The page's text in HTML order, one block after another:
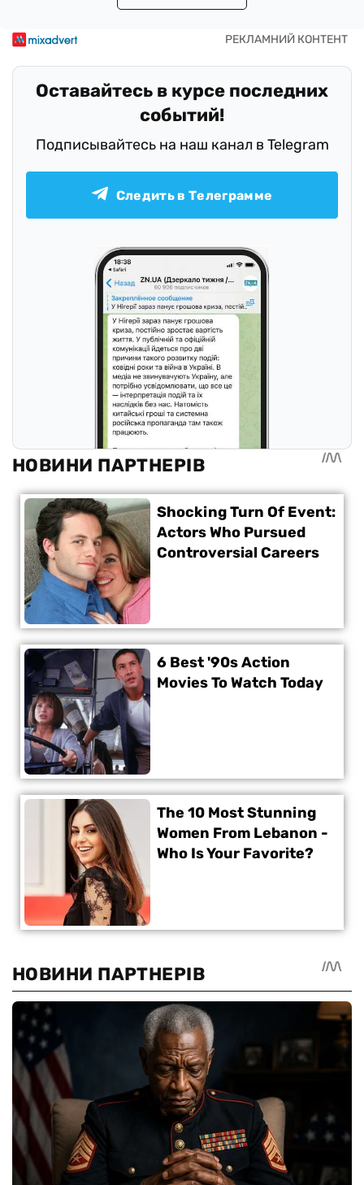
Оставайтесь в курсе последних
событий!
Подписывайтесь на наш канал в Telegram
Следить в Телеграмме